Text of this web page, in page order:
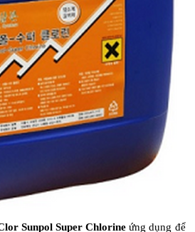
Sunpol Super Chlorine ứng dụng để